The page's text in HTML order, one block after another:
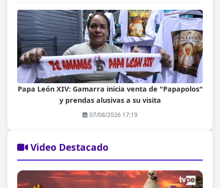
Papa León XIV: Gamarra inicia venta de "Papapolos"
y prendas alusivas a su visita
07/08/2026 17:19
Video Destacado